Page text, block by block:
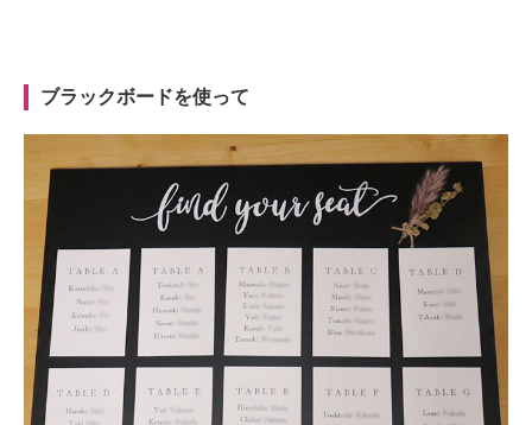
ブラックボードを使って